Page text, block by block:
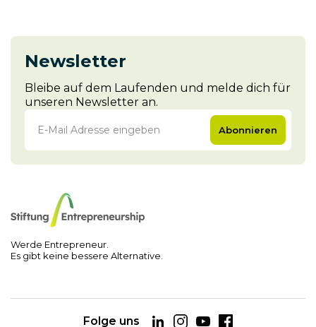
Newsletter
Bleibe auf dem Laufenden und melde dich für
unseren Newsletter an.
Abonnieren
Werde Entrepreneur.
Es gibt keine bessere Alternative.
Folge uns